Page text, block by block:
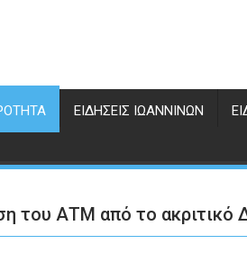
ΕΙΔΉΣΕΙΣ ΙΩΑΝΝΊΝΩΝ
του ΑΤΜ από το ακριτικό